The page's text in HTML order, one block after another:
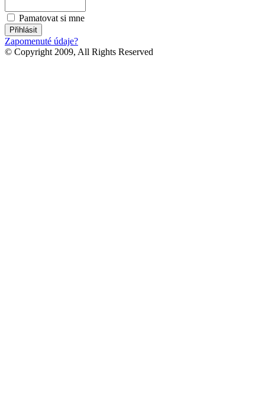
Pamatovat si mne
Zapomenuté údaje?
© Copyright 2009, All Rights Reserved